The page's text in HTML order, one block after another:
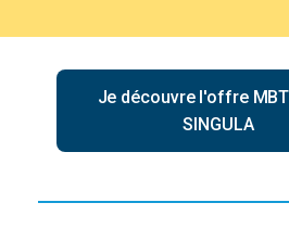
Je découvre l'offre
SINGULA